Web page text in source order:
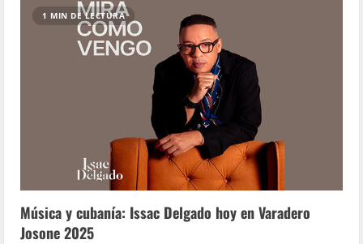
1 MIN DE LECTURA
Música y cubanía: Issac Delgado hoy en Varadero
Josone 2025